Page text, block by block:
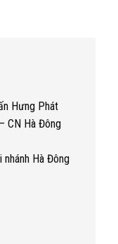
Hưng Phát
CN Hà Đông
Hà Đông